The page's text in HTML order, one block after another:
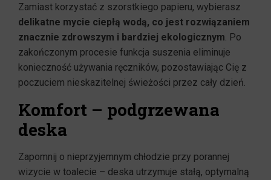
Zamiast korzystać z szorstkiego papieru, wybierasz
delikatne mycie ciepłą wodą, co jest rozwiązaniem
znacznie zdrowszym i bardziej ekologicznym . Po
zakończonym procesie funkcja suszenia eliminuje
konieczność używania ręczników, pozostawiając Cię z
poczuciem nieskazitelnej świeżości przez cały dzień.
Komfort – podgrzewana
deska
Zapomnij o nieprzyjemnym chłodzie przy porannej
wizycie w toalecie – deska utrzymuje stałą, optymalną